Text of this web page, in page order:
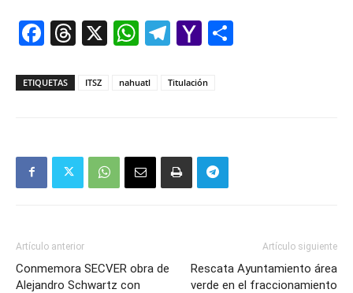
Facebook
Threads
X WhatsApp
Telegram
Yahoo
ETIQUETAS ITSZ nahuatl Titulación
Artículo anterior
Conmemora SECVER obra de
Alejandro Schwartz con
Artículo siguiente
Rescata Ayuntamiento área
verde en el fraccionamiento